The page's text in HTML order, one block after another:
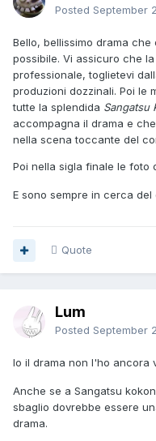
Posted September
Bello, bellissimo drama
possibile. Vi assicuro che
professionale, toglietevi
produzioni dozzinali. Poi le
tutte la splendida Sangatsu
accompagna il drama e
nella scena toccante del
Poi nella sigla finale le foto
E sono sempre in cerca
Quote
Lum
Posted September
Io il drama non l'ho ancora
Anche se a Sangatsu
sbaglio dovrebbe essere
drama.